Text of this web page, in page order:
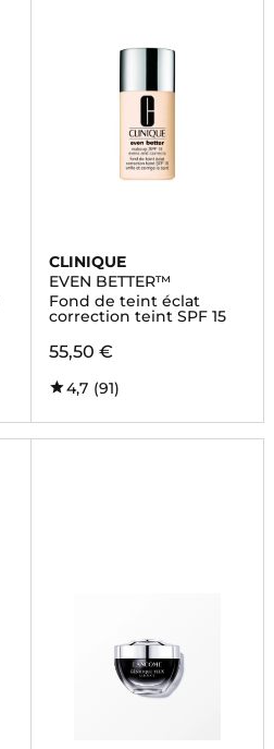
CLINIQUE
EVEN BETTER™
Fond de teint éclat
correction teint SPF 15
55,50 €
4,7 (91)